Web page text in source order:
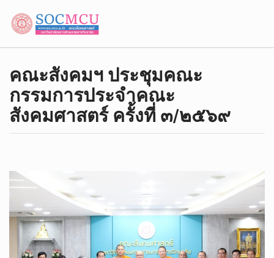
คณะสังคมฯ ประชุมคณะ
กรรมการประจำคณะ
สังคมศาสตร์ ครั้งที่ ๓/๒๕๖๙